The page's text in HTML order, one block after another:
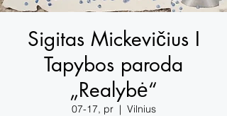
Sigitas Mickevičius I
Tapybos paroda
„Realybė“
07-17, pr
  |
Vilnius